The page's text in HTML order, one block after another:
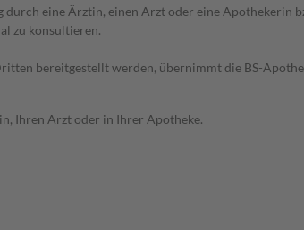
eine Ärztin, einen Arzt oder eine Apothekerin
zu konsultieren.
bereitgestellt werden, übernimmt die BS-
Ihren Arzt oder in Ihrer Apotheke.